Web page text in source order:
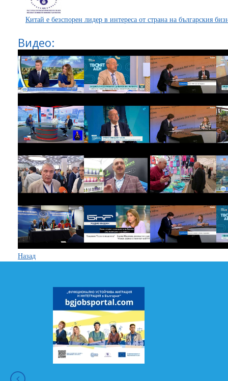
Китай е безспорен лидер в интереса от страна на българския
Видео:
Назад